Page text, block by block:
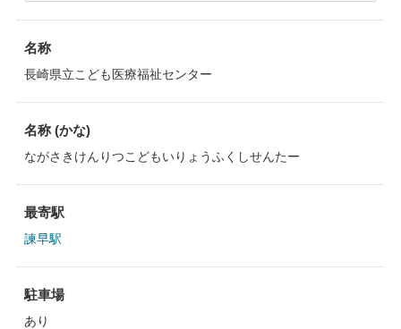
名称
長崎県立こども医療福祉センター
名称 (かな)
ながさきけんりつこどもいりょうふくしせんたー
最寄駅
諫早駅
駐車場
あり